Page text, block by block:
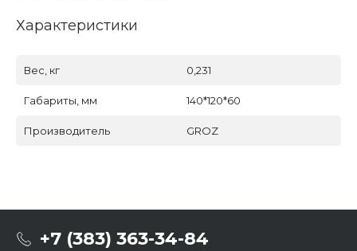
Характеристики
Вес, кг 0,231
Габариты, мм 140*120*60
Производитель GROZ
+7 (383) 363-34-84